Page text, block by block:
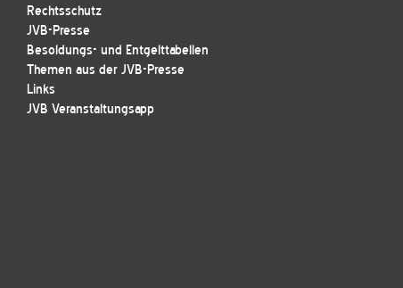
Rechtsschutz
JVB-Presse
Besoldungs- und Entgelttabellen
Themen aus der JVB-Presse
Links
JVB Veranstaltungsapp